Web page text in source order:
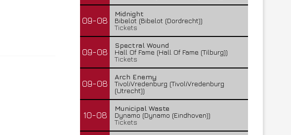
09-08
Midnight
Bibelot (Bibelot (Dordrecht))
Tickets
09-08
Spectral Wound
Hall Of Fame (Hall Of Fame (Tilburg))
Tickets
09-08
Arch Enemy
TivoliVredenburg (TivoliVredenburg
(Utrecht))
10-08
Municipal Waste
Dynamo (Dynamo (Eindhoven))
Tickets